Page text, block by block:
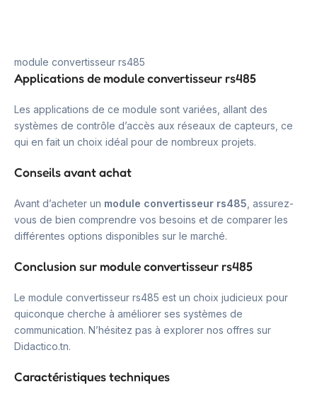
module convertisseur rs485
Applications de module convertisseur rs485
Les applications de ce module sont variées, allant des
systèmes de contrôle d’accès aux réseaux de capteurs, ce
qui en fait un choix idéal pour de nombreux projets.
Conseils avant achat
Avant d’acheter un module convertisseur rs485 , assurez-
vous de bien comprendre vos besoins et de comparer les
différentes options disponibles sur le marché.
Conclusion sur module convertisseur rs485
Le module convertisseur rs485 est un choix judicieux pour
quiconque cherche à améliorer ses systèmes de
communication. N’hésitez pas à explorer nos offres sur
Didactico.tn.
Caractéristiques techniques